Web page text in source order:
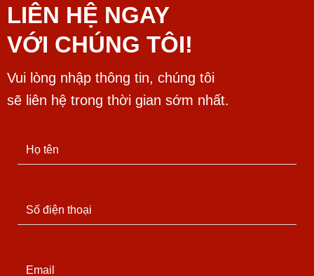
LIÊN HỆ NGAY
VỚI CHÚNG TÔI!
Vui lòng nhập thông tin, chúng tôi
sẽ liên hệ trong thời gian sớm nhất.